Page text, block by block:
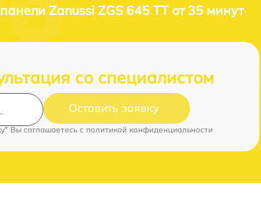
Zanussi ZGS 645 TT от 35 минут
со специалистом
Оставить заявку
Вы соглашаетесь c политикой конфиденциальности